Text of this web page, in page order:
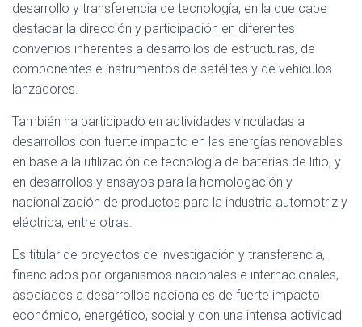
desarrollo y transferencia de tecnología, en la que cabe
destacar la dirección y participación en diferentes
convenios inherentes a desarrollos de estructuras, de
componentes e instrumentos de satélites y de vehículos
lanzadores.
También ha participado en actividades vinculadas a
desarrollos con fuerte impacto en las energías renovables
en base a la utilización de tecnología de baterías de litio, y
en desarrollos y ensayos para la homologación y
nacionalización de productos para la industria automotriz y
eléctrica, entre otras.
Es titular de proyectos de investigación y transferencia,
financiados por organismos nacionales e internacionales,
asociados a desarrollos nacionales de fuerte impacto
económico, energético, social y con una intensa actividad